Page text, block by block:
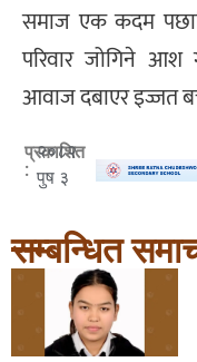
समाज एक कदम
परिवार जोगिने आश
आवाज दबाएर इज्जत
प्रकाशित
:
२०८२
पुष ३
सम्बन्धित